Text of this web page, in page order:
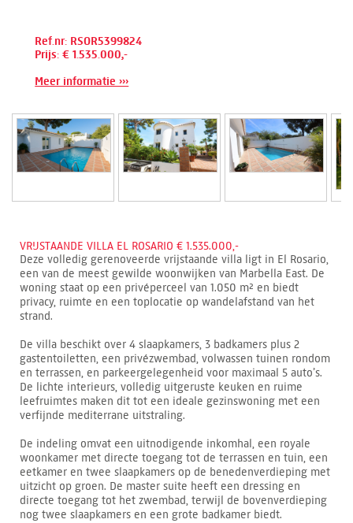
Ref.nr: RSOR5399824
Prijs: € 1.535.000,-
Meer informatie ›››
VRIJSTAANDE VILLA EL ROSARIO € 1.535.000,-
Deze volledig gerenoveerde vrijstaande villa ligt in El Rosario,
een van de meest gewilde woonwijken van Marbella East. De
woning staat op een privéperceel van 1.050 m² en biedt
privacy, ruimte en een toplocatie op wandelafstand van het
strand.
De villa beschikt over 4 slaapkamers, 3 badkamers plus 2
gastentoiletten, een privézwembad, volwassen tuinen rondom
en terrassen, en parkeergelegenheid voor maximaal 5 auto’s.
De lichte interieurs, volledig uitgeruste keuken en ruime
leefruimtes maken dit tot een ideale gezinswoning met een
verfijnde mediterrane uitstraling.
De indeling omvat een uitnodigende inkomhal, een royale
woonkamer met directe toegang tot de terrassen en tuin, een
eetkamer en twee slaapkamers op de benedenverdieping met
uitzicht op groen. De master suite heeft een dressing en
directe toegang tot het zwembad, terwijl de bovenverdieping
nog twee slaapkamers en een grote badkamer biedt.